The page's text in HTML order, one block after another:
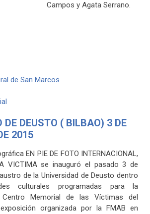
Campos y Agata Serrano.
de San Marcos
DE DEUSTO ( BILBAO) 3 DE
2015
EN PIE DE FOTO INTERNACIONAL,
VICTIMA se inauguró el pasado 3 de
de la Universidad de Deusto dentro
culturales programadas para la
Memorial de las Víctimas del
organizada por la FMAB en